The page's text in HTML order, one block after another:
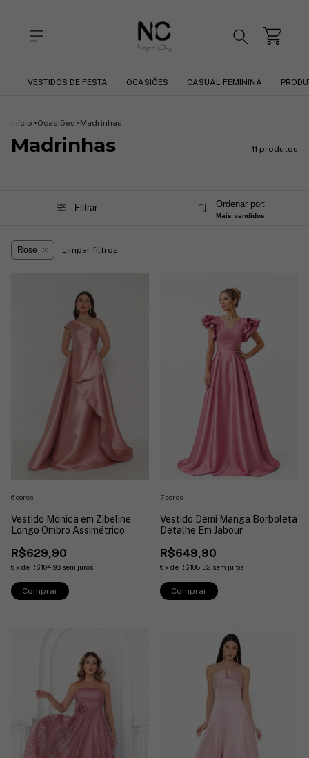
VESTIDOS DE FESTA OCASIÕES CASUAL FEMININA
Início>Ocasiões>Madrinhas
Madrinhas 11 produtos
Filtrar Ordenar por:
Mais vendidos
Rose Limpar filtros
Vestido Mônica em Zibeline
Longo Ombro Assimétrico
R$629,90
6x de R$104,98 sem juros
6 cores
Comprar
Vestido Demi Manga Borboleta
Detalhe Em Jabour
R$649,90
6x de R$108,32 sem juros
7 cores
Comprar